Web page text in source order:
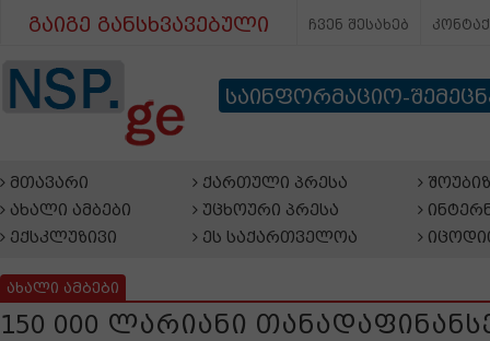
გაიგე განსხვავებული ჩვენ შესახებ
საინფორმაციო-
მთავარი
ახალი ამბები
ექსკლუზივი
ქართული პრესა
უცხოური პრესა
ეს საქართველოა
ახალი ამბები
150 000 ლარიანი